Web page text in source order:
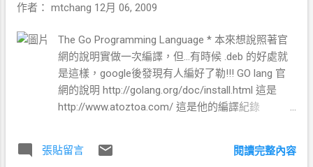
要那樣帥氣的車) 至於 野狼看起只有比較沒
矮)，否則也是不錯的選擇。
http://buy.yahoo.com.tw/gdsale/gdsale.asp?
gdid=1841014 雲豹150Fi規格表 引擎型式 ：
氣冷式四行程單氣缸SOHC 2V 排氣量 ：
149cc 缸徑x衝程 ：62mmx49.5mm 壓縮比
：0.99kg-m/4500rpm 供油系統 ：電子燃油
的功能也才剛剛學會。透過這軟體我開啟了字母練習, 基本上
以很快的找到鍵盤的位置，並且按下他。 另外一個是移動滑
鼠把畫面上的霧面去除，大概連了幾十張圖片後就學會了滑
鼠的移動 最後，我乾脆讓他玩滑鼠移動及點選滑鼠右鍵的連
連看遊戲，沒想到.... 還就真的很順利的在玩了...而且玩得比一
般的老人家學電腦的程度還來的好。
作者： mtchang 12月 06, 2009
The Go Programming Language * 本來想說照著官
網的說明實做一次編譯，但...有時候 .deb 的好處就
是這樣，google後發現有人編好了勒!!! GO lang 官
網的說明 http://golang.org/doc/install.html 這是
http://www.atoztoa.com/ 這是他的編譯紀錄
的 binary code .deb i386
張貼留言 閱讀完整內容